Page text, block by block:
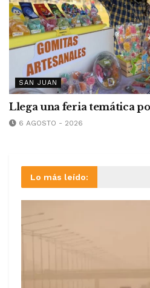
SAN JUAN
Llega una feria temática
6 AGOSTO - 2026
Lo más leído: